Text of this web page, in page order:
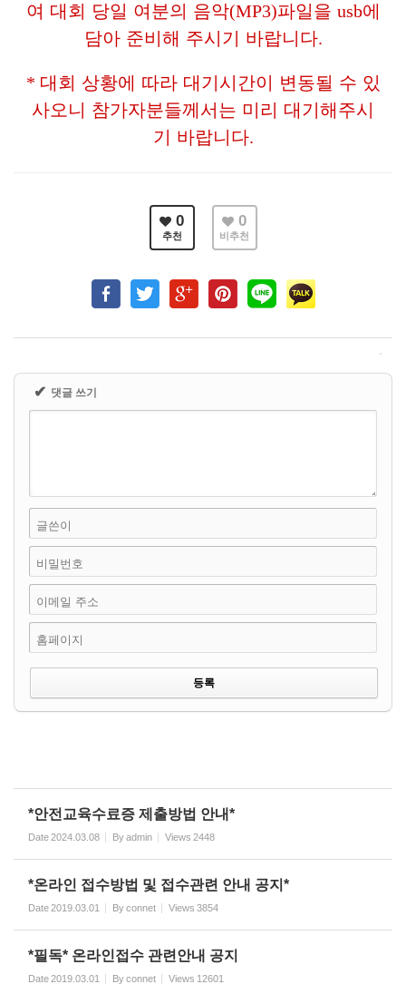
여 대회 당일 여분의 음악(MP3)파일을 usb에
담아 준비해 주시기 바랍니다.
* 대회 상황에 따라 대기시간이 변동될 수 있
사오니 참가자분들께서는 미리 대기해주시
기 바랍니다.
0
추천
0
비추천
✔ 댓글 쓰기
글쓴이
비밀번호
이메일 주소
홈페이지
*안전교육수료증 제출방법 안내*
Date2024.03.08 Byadmin Views 2448
*온라인 접수방법 및 접수관련 안내 공지*
Date2019.03.01 Byconnet Views 3854
*필독* 온라인접수 관련안내 공지
Date2019.03.01 Byconnet Views 12601